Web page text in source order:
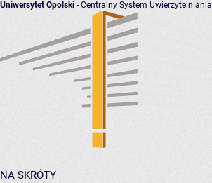
Uniwersytet Opolski - Centralny System Uwierzytelniania
NA SKRÓTY